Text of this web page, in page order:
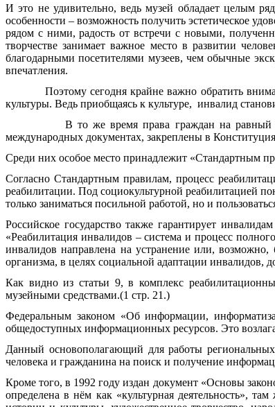
И это не удивительно, ведь музей обладает целым
особенности – возможность получить эстетическое
рядом с ними, радость от встречи с новыми,
творчестве занимает важное место в развитии
благодарными посетителями музеев, чем обычные
впечатления.
Поэтому сегодня крайне важно обратить
культуры. Ведь приобщаясь к культуре, инвалид
В то же время права граждан на равный и
международных документах, закреплены в
Среди них особое место принадлежит «Стандартным
Согласно Стандартным правилам, процесс
реабилитации. Под социокультурной реабилитацией
только заниматься посильной работой, но и
Российское государство также гарантирует
«Реабилитация инвалидов – система и процесс
инвалидов направлена на устранение или,
организма, в целях социальной адаптации инвалидов,
Как видно из статьи 9, в комплекс
музейными средствами.(1 стр. 21.)
Федеральным законом «Об информации,
общедоступных информационных ресурсов. Это
Данный основополагающий для работы
человека и гражданина на поиск и получение
Кроме того, в 1992 году издан документ «Основы
определена в нём как «культурная деятельность»,